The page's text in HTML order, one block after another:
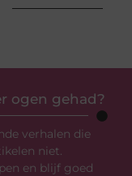
ogen gehad?
verhalen die
niet.
en blijf goed